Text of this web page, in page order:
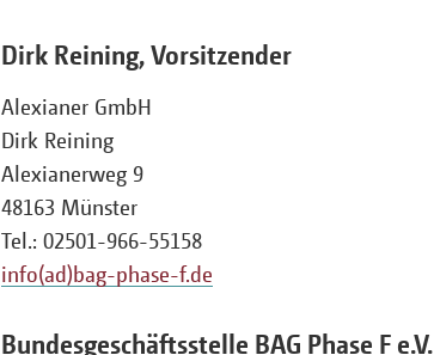
Dirk Reining, Vorsitzender
Alexianer GmbH
Dirk Reining
Alexianerweg 9
48163 Münster
Tel.: 02501-966-55158
info(ad)bag-phase-f.de
Bundesgeschäftsstelle BAG Phase F e.V.